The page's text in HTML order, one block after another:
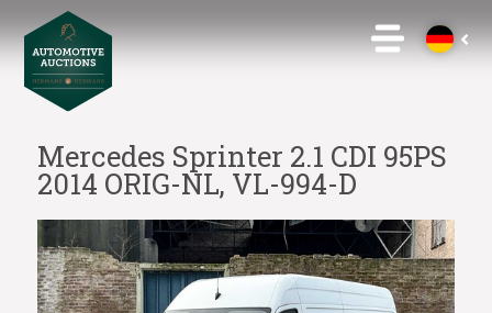
Mercedes Sprinter 2.1 CDI 95PS
2014 ORIG-NL, VL-994-D